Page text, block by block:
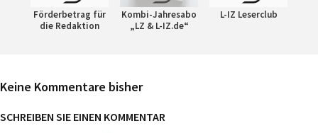
Förderbetrag für
die Redaktion
Kombi-Jahresabo
„LZ & L-IZ.de“
L-IZ Leserclub
Keine Kommentare bisher
SCHREIBEN SIE EINEN KOMMENTAR